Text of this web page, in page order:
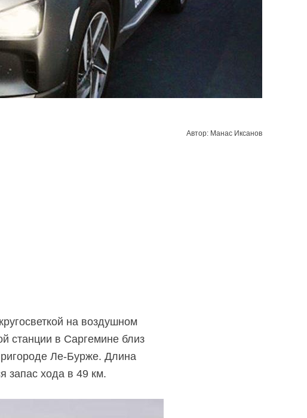
Автор: Манас Иксанов
на воздушном
станции в Саргемине близ
Ле-Бурже. Длина
запас хода в 49 км.